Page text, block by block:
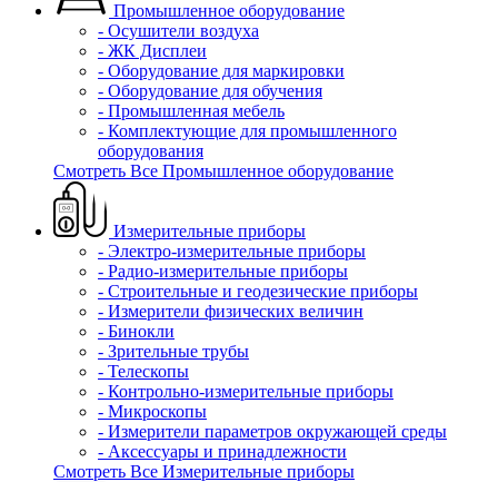
Промышленное оборудование
- Осушители воздуха
- ЖК Дисплеи
- Оборудование для маркировки
- Оборудование для обучения
- Промышленная мебель
- Комплектующие для промышленного
оборудования
Смотреть Все Промышленное оборудование
Измерительные приборы
- Электро-измерительные приборы
- Радио-измерительные приборы
- Строительные и геодезические приборы
- Измерители физических величин
- Бинокли
- Зрительные трубы
- Телескопы
- Контрольно-измерительные приборы
- Микроскопы
- Измерители параметров окружающей среды
- Аксессуары и принадлежности
Смотреть Все Измерительные приборы